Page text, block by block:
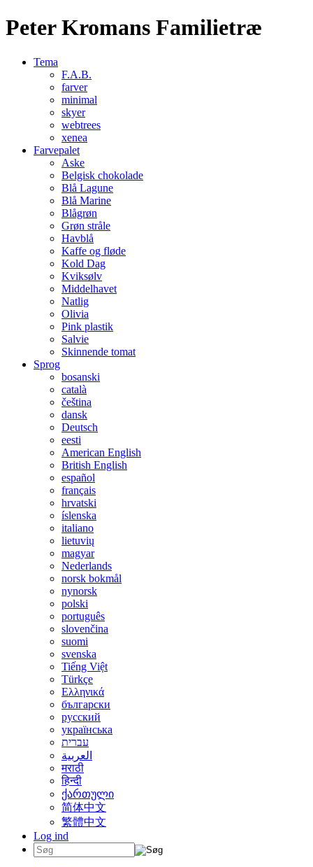
Peter Kromans Familietræ
Tema
F.A.B.
farver
minimal
skyer
webtrees
xenea
Farvepalet
Aske
Belgisk chokolade
Blå Lagune
Blå Marine
Blågrøn
Grøn stråle
Havblå
Kaffe og fløde
Kold Dag
Kviksølv
Middelhavet
Natlig
Olivia
Pink plastik
Salvie
Skinnende tomat
Sprog
bosanski
català
čeština
dansk
Deutsch
eesti
American English
British English
español
français
hrvatski
íslenska
italiano
lietuvių
magyar
Nederlands
norsk bokmål
nynorsk
polski
português
slovenčina
suomi
svenska
Tiếng Việt
Türkçe
Ελληνικά
български
русский
українська
עברית
العربية
मराठी
हिन्दी
ქართული
简体中文
繁體中文
Log ind